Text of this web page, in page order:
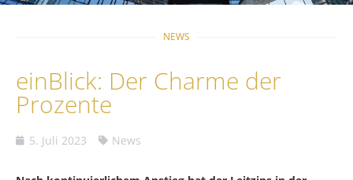
NEWS
einBlick: Der Charme der
Prozente
5. Juli 2023 News